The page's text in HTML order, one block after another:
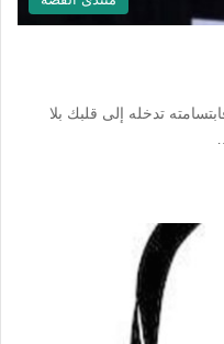
تدخله إلى قلبك بلا